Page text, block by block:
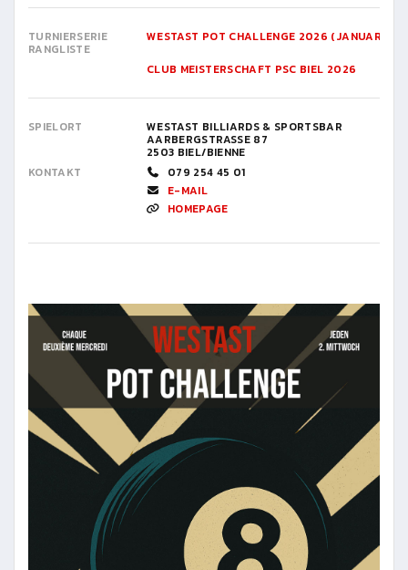
TURNIERSERIE
RANGLISTE
WESTAST POT CHALLENGE 2026 (JANUAR BIS
CLUB MEISTERSCHAFT PSC BIEL 2026
SPIELORT WESTAST BILLIARDS & SPORTSBAR
AARBERGSTRASSE 87
2503 BIEL/BIENNE
KONTAKT
079 254 45 01
E-MAIL
HOMEPAGE